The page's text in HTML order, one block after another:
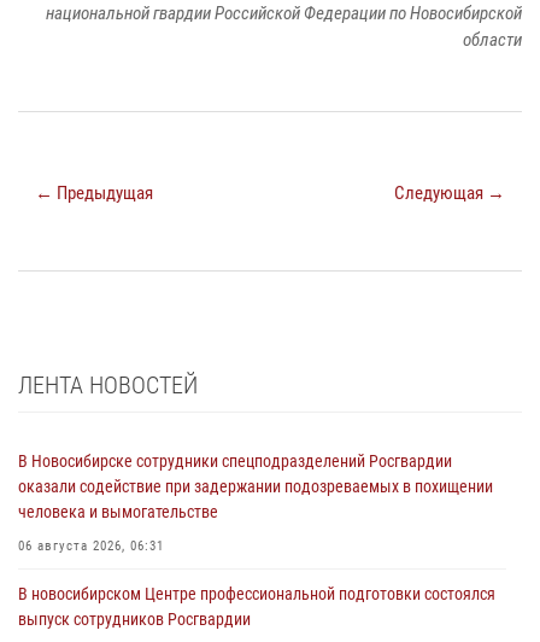
национальной гвардии Российской Федерации по Новосибирской
области
← Предыдущая Следующая →
ЛЕНТА НОВОСТЕЙ
В Новосибирске сотрудники спецподразделений Росгвардии
оказали содействие при задержании подозреваемых в похищении
человека и вымогательстве
06 августа 2026, 06:31
В новосибирском Центре профессиональной подготовки состоялся
выпуск сотрудников Росгвардии